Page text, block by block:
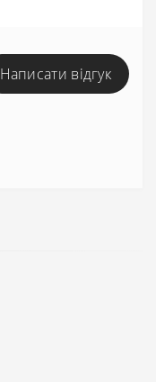
Написати відгук